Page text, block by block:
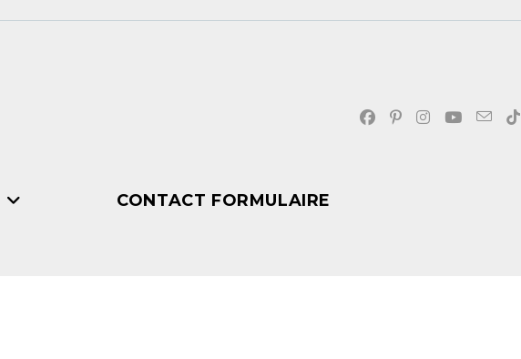
CONTACT FORMULAIRE